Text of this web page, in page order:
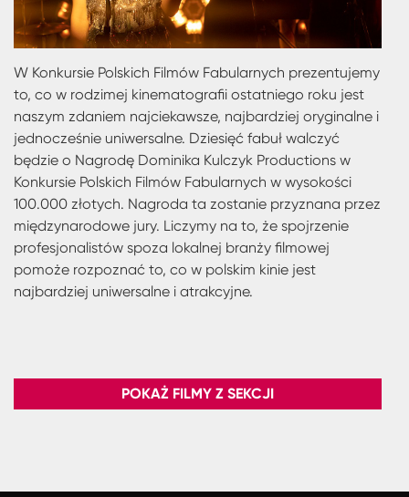
W Konkursie Polskich Filmów Fabularnych prezentujemy
to, co w rodzimej kinematografii ostatniego roku jest
naszym zdaniem najciekawsze, najbardziej oryginalne i
jednocześnie uniwersalne. Dziesięć fabuł walczyć
będzie o Nagrodę Dominika Kulczyk Productions w
Konkursie Polskich Filmów Fabularnych w wysokości
100.000 złotych. Nagroda ta zostanie przyznana przez
międzynarodowe jury. Liczymy na to, że spojrzenie
profesjonalistów spoza lokalnej branży filmowej
pomoże rozpoznać to, co w polskim kinie jest
najbardziej uniwersalne i atrakcyjne.
POKAŻ FILMY Z SEKCJI